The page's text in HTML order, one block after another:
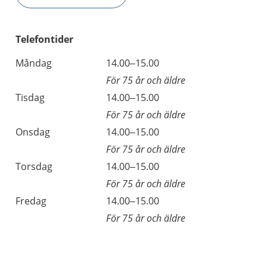
Telefontider
Måndag
14.00–15.00
För 75 år och äldre
Tisdag
14.00–15.00
För 75 år och äldre
Onsdag
14.00–15.00
För 75 år och äldre
Torsdag
14.00–15.00
För 75 år och äldre
Fredag
14.00–15.00
För 75 år och äldre